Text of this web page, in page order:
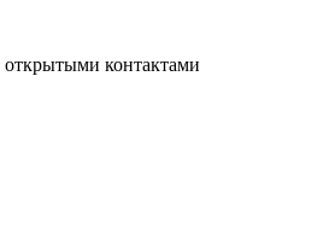
контактами